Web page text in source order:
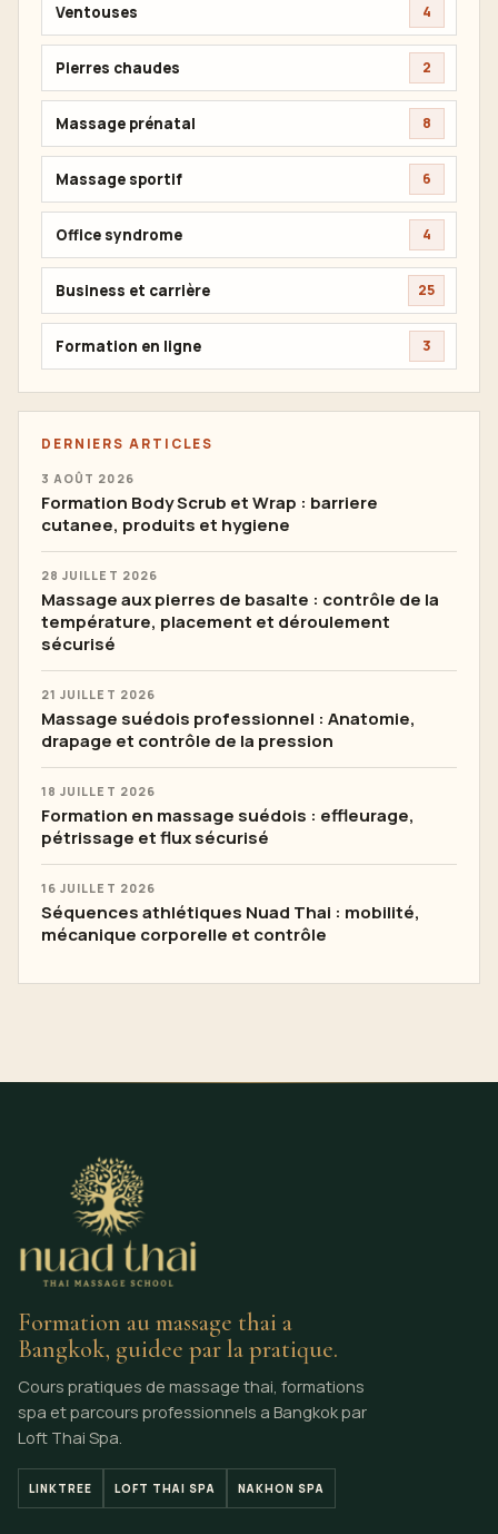
Ventouses 4
Pierres chaudes 2
Massage prénatal 8
Massage sportif 6
Office syndrome 4
Business et carrière 25
Formation en ligne 3
DERNIERS ARTICLES
3 AOÛT 2026
Formation Body Scrub et Wrap : barriere
cutanee, produits et hygiene
28 JUILLET 2026
Massage aux pierres de basalte : contrôle de la
température, placement et déroulement
sécurisé
21 JUILLET 2026
Massage suédois professionnel : Anatomie,
drapage et contrôle de la pression
18 JUILLET 2026
Formation en massage suédois : effleurage,
pétrissage et flux sécurisé
16 JUILLET 2026
Séquences athlétiques Nuad Thai : mobilité,
mécanique corporelle et contrôle
Formation au massage thai a
Bangkok, guidee par la pratique.
Cours pratiques de massage thai, formations
spa et parcours professionnels a Bangkok par
Loft Thai Spa.
LINKTREE LOFT THAI SPA NAKHON SPA